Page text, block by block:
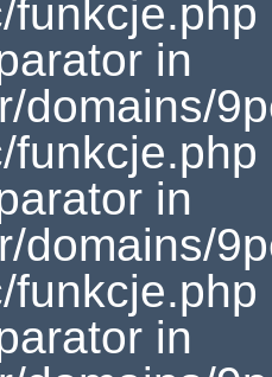
in
domains/
in
domains/
in